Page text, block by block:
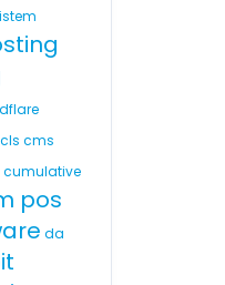
cls cms
cumulative
pos
da